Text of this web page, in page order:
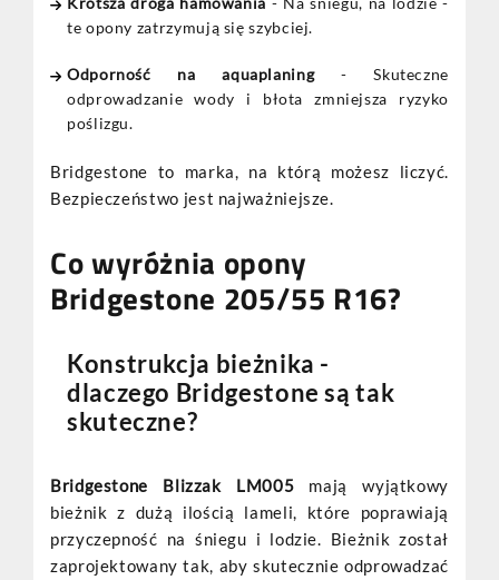
te opony zatrzymują się szybciej.
Odporność na aquaplaning- Skuteczne
odprowadzanie wody i błota zmniejsza ryzyko
poślizgu.
Bridgestone to marka, na którą możesz liczyć.
Bezpieczeństwo jest najważniejsze.
Co wyróżnia opony
Bridgestone 205/55 R16?
Konstrukcja bieżnika -
dlaczego Bridgestone są tak
skuteczne?
Bridgestone Blizzak LM005 mają wyjątkowy
bieżnik z dużą ilością lameli, które poprawiają
przyczepność na śniegu i lodzie. Bieżnik został
zaprojektowany tak, aby skutecznie odprowadzać